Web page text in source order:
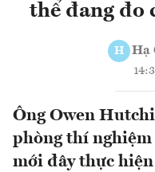
thể đang đo
H Hạ
Ông Owen
phòng thí
mới đây thực